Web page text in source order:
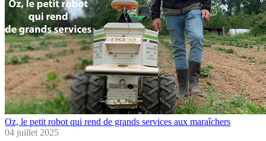
Oz, le petit robot qui rend de grands services aux maraîchers
04 juillet 2025